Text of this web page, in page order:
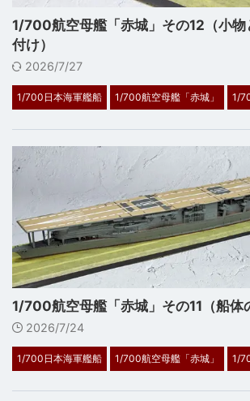
1/700航空母艦「赤城」その12（小物
付け）
2026/7/27
1/700日本海軍艦船 1/700航空母艦「赤城」 1/
1/700航空母艦「赤城」その11（船体
2026/7/24
1/700日本海軍艦船 1/700航空母艦「赤城」 1/